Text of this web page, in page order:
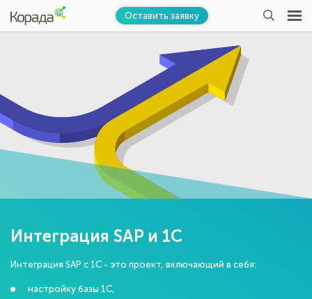
Оставить заявку
Интеграция SAP и 1C
Интеграция SAP с 1С - это проект, включающий в себя:
настройку базы 1С,